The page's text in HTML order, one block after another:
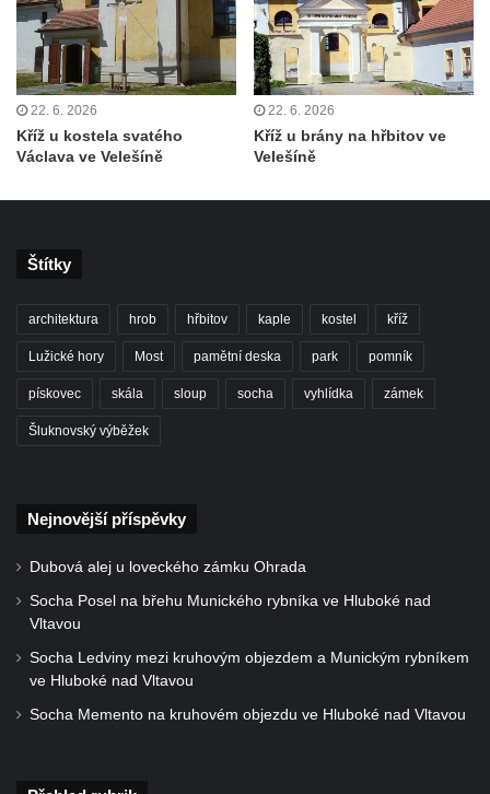
Centrální kříž hřbitova v Krásné u Pěnčína
Boží muka v zámeckém parku Dolního
zámku v Teplicích nad Metují
Kříž na náměstí Aloise Jiráska v Teplicích
nad Metují
Kříž u kostela Nanebevzetí Panny Marie v
Polici nad Metují
Pánův kříž v Broumovských stěnách
Machovský kříž v Broumovských stěnách
Centrální kříž hřbitova Vlčí Hora
Kříž u domu čp. 128 na Vlčí Hoře
Kříž u domu čp. 79 v ulici Salmovská ve
Velkém Šenově
Kříž naproti domu čp. 23 v ulici Salmovská
ve Velkém Šenově
Kříž u kostela svatého Jana Křtitele v
22. 6. 2026
Kříž u kostela svatého
Václava ve Velešíně
22. 6. 2026
Kříž u brány na hřbitov ve
Velešíně
Štítky
architektura hrob hřbitov kaple kostel kříž
Lužické hory Most pamětní deska park pomník
pískovec skála sloup socha vyhlídka zámek
Šluknovský výběžek
Nejnovější příspěvky
Dubová alej u loveckého zámku Ohrada
Socha Posel na břehu Munického rybníka ve Hluboké nad
Vltavou
Socha Ledviny mezi kruhovým objezdem a Munickým rybníkem
ve Hluboké nad Vltavou
Socha Memento na kruhovém objezdu ve Hluboké nad Vltavou